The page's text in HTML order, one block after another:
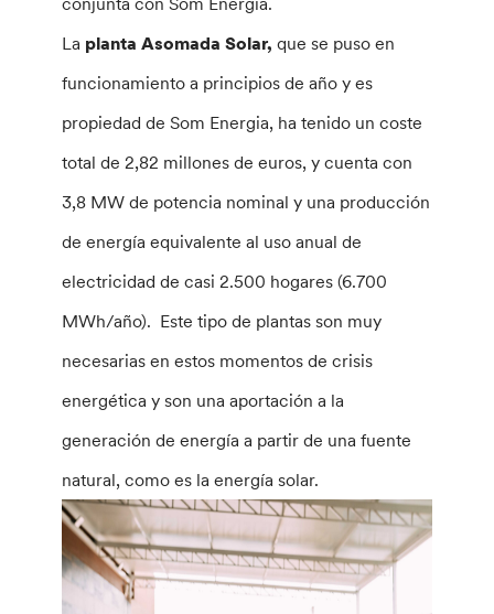
La planta Asomada Solar, que se puso en
funcionamiento a principios de año y es
propiedad de Som Energia, ha tenido un coste
total de 2,82 millones de euros, y cuenta con
3,8 MW de potencia nominal y una producción
de energía equivalente al uso anual de
electricidad de casi 2.500 hogares (6.700
MWh/año). Este tipo de plantas son muy
necesarias en estos momentos de crisis
energética y son una aportación a la
generación de energía a partir de una fuente
natural, como es la energía solar.